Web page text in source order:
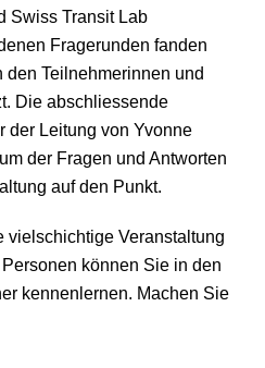
Swiss Transit Lab
Fragerunden fanden
Teilnehmerinnen und
Die abschliessende
der Leitung von Yvonne
der Fragen und Antworten
auf den Punkt.
vielschichtige Veranstaltung
können Sie in den
kennenlernen. Machen Sie